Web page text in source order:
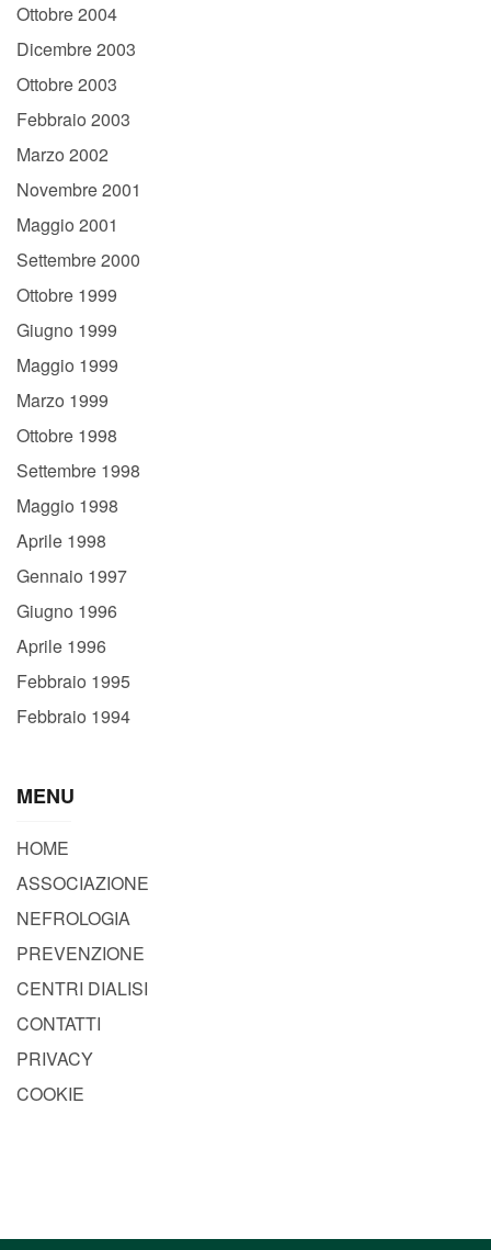
Ottobre 2004
Dicembre 2003
Ottobre 2003
Febbraio 2003
Marzo 2002
Novembre 2001
Maggio 2001
Settembre 2000
Ottobre 1999
Giugno 1999
Maggio 1999
Marzo 1999
Ottobre 1998
Settembre 1998
Maggio 1998
Aprile 1998
Gennaio 1997
Giugno 1996
Aprile 1996
Febbraio 1995
Febbraio 1994
MENU
HOME
ASSOCIAZIONE
NEFROLOGIA
PREVENZIONE
CENTRI DIALISI
CONTATTI
PRIVACY
COOKIE